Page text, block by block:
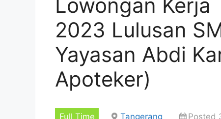
Lowongan Kerja
2023 Lulusan
Yayasan Abdi
Apoteker)
Full Time Tangerang Posted